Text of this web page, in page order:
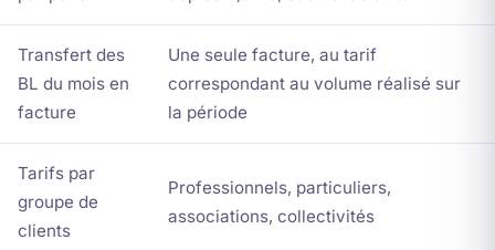
Transfert des
BL du mois en
facture
Une seule facture, au tarif
correspondant au volume réalisé sur
la période
Tarifs par
groupe de
clients
Professionnels, particuliers,
associations, collectivités